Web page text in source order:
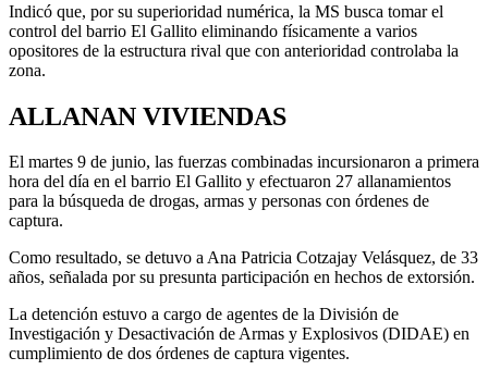
Indicó que, por su superioridad numérica, la MS busca tomar el
control del barrio El Gallito eliminando físicamente a varios
opositores de la estructura rival que con anterioridad controlaba la
zona.
ALLANAN VIVIENDAS
El martes 9 de junio, las fuerzas combinadas incursionaron a primera
hora del día en el barrio El Gallito y efectuaron 27 allanamientos
para la búsqueda de drogas, armas y personas con órdenes de
captura.
Como resultado, se detuvo a Ana Patricia Cotzajay Velásquez, de 33
años, señalada por su presunta participación en hechos de extorsión.
La detención estuvo a cargo de agentes de la División de
Investigación y Desactivación de Armas y Explosivos (DIDAE) en
cumplimiento de dos órdenes de captura vigentes.